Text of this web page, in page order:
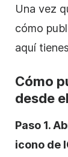
Una vez
cómo
aquí
Cómo
desde
Paso 1.
icono de